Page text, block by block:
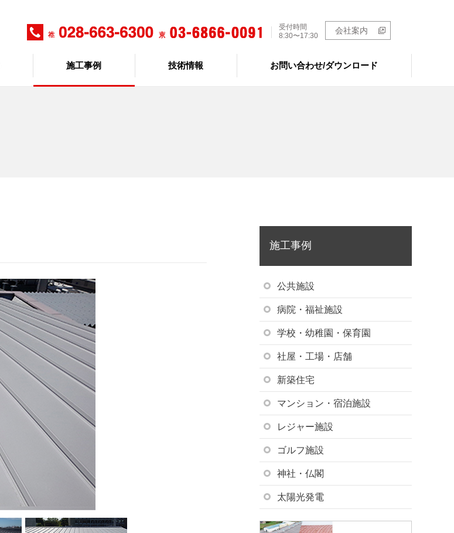
受付時間
8:30〜17:30
会社案内
施工事例 技術情報 お問い合わせ/ダウンロード
施工事例
公共施設
病院・福祉施設
学校・幼稚園・保育園
社屋・工場・店舗
新築住宅
マンション・宿泊施設
レジャー施設
ゴルフ施設
神社・仏閣
太陽光発電